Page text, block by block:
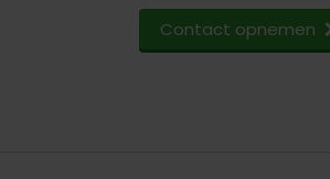
Contact opnemen